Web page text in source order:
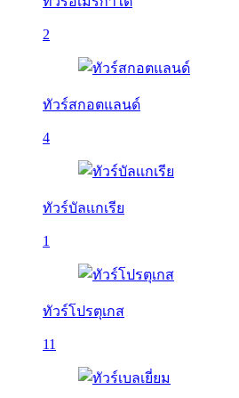
2
ทัวร์สกอตแลนด์
4
ทัวร์บัลเเกเรีย
1
ทัวร์โปรตุเกส
11